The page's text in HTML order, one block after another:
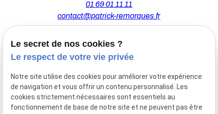
01 69 01 11 11
contact@patrick-remorques.fr
44 Avenue de la Division Leclerc
91160 BALLAINVILLIERS
Du Mardi au Samedi
De 9h00 à 12h30 et de 13h30 à 18h00
Le secret de nos cookies ?
Le respect de votre vie privée
Notre site utilise des cookies pour améliorer votre expérience
de navigation et vous offrir un contenu personnalisé. Les
cookies strictement nécessaires sont essentiels au
fonctionnement de base de notre site et ne peuvent pas être